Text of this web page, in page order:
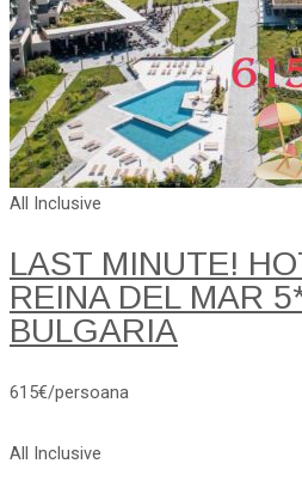
All Inclusive
LAST MINUTE!
REINA DEL MAR
BULGARIA
615€/persoana
All Inclusive